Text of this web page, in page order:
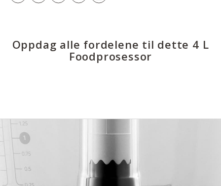
Oppdag alle fordelene til dette 4 L
Foodprosessor